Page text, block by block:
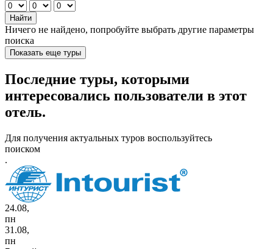
Найти
Ничего не найдено, попробуйте выбрать другие параметры
поиска
Показать еще туры
Последние туры, которыми
интересовались пользователи в этот
отель.
Для получения актуальных туров воспользуйтесь
поиском
.
24.08,
пн
31.08,
пн